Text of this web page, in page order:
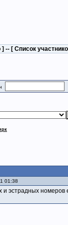
] -- [ Список
01:38
и эстрадных